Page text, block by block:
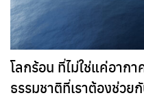
น้ำขึ้นถึง และหญ้าทะเลบนเวที
และอนุรักษ์แหล่งกักเก็บคาร์บอ
มากกว่าระบบนิเวศป่าบกถึงเกื
ได้อย่างมีประสิทธิภาพ โดยในง
บทบาทของภาคเอกชนในการ
โลกร้อน ที่ไม่ใช่แค่อาก
ธรรมชาติที่เราต้องช่วย